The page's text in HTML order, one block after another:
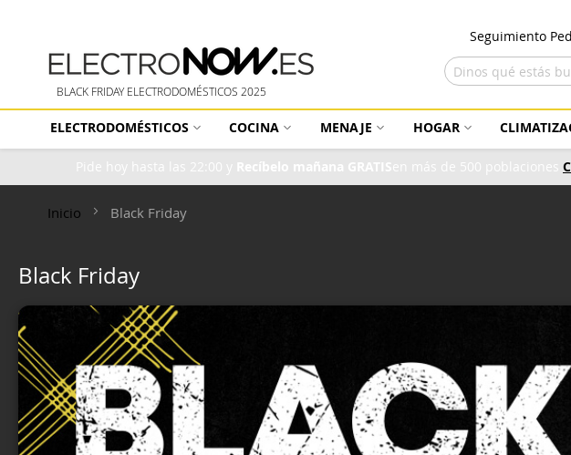
Seguimiento
BLACK FRIDAY ELECTRODOMÉSTICOS 2025
ELECTRODOMÉSTICOS COCINA MENAJE HOGAR
Pide hoy hasta las 22:00 y Recíbelo mañana GRATISen más de 500 poblaciones
Inicio Black Friday
Black Friday